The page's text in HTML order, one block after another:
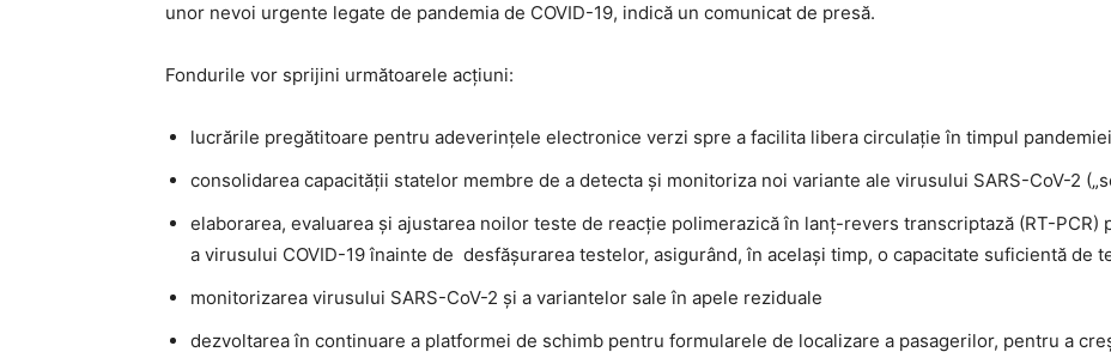
unor nevoi urgente legate de pandemia de COVID-19, indică un comunicat de presă.
Fondurile vor sprijini următoarele acţiuni:
lucrările pregătitoare pentru adeverinţele electronice verzi spre a facilita libera circulaţie în timpul
consolidarea capacităţii statelor membre de a detecta şi monitoriza noi variante ale virusului SARS-CoV-2
elaborarea, evaluarea şi ajustarea noilor teste de reacţie polimerazică în lanţ-revers transcriptază (RT-
a virusului COVID-19 înainte de desfăşurarea testelor, asigurând, în acelaşi timp, o capacitate suficientă de
monitorizarea virusului SARS-CoV-2 şi a variantelor sale în apele reziduale
dezvoltarea în continuare a platformei de schimb pentru formularele de localizare a pasagerilor, pentru a